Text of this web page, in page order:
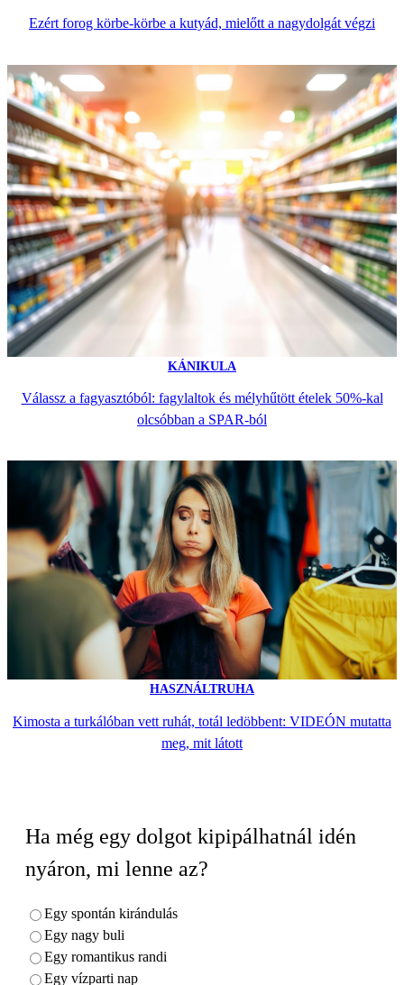
Ezért forog körbe-körbe a kutyád, mielőtt a nagydolgát végzi
KÁNIKULA
Válassz a fagyasztóból: fagylaltok és mélyhűtött ételek 50%-kal
olcsóbban a SPAR-ból
HASZNÁLTRUHA
Kimosta a turkálóban vett ruhát, totál ledöbbent: VIDEÓN mutatta
meg, mit látott
Ha még egy dolgot kipipálhatnál idén
nyáron, mi lenne az?
Egy spontán kirándulás
Egy nagy buli
Egy romantikus randi
Egy vízparti nap